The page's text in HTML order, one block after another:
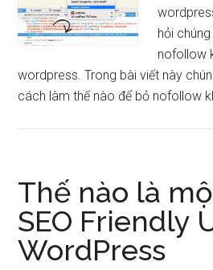
hỏi
nofollow
wordpress. Trong bài viết này
cách làm thế nào để bỏ nofollow
Thế nào là
SEO Friendly
WordPress